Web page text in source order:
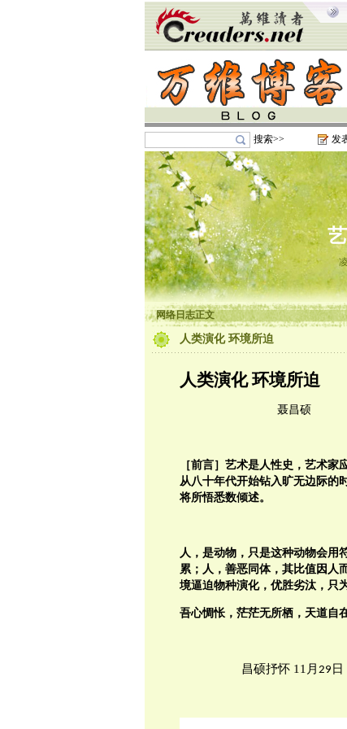
搜索>> 发
网络日志正文
人类演化 环境所迫
人类演化 环境所迫
聂昌硕
［前言］艺术是人性史，艺术
从八十年代开始钻入旷无边际的
将所悟悉数倾述。
人，是动物，只是这种动物会用
累；人，善恶同体，其比值因人
境逼迫物种演化，优胜劣汰，
吾心惆怅，茫茫无所栖，天道自
昌硕抒怀11月 29 日